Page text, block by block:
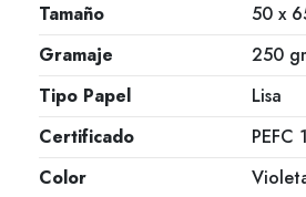
Tamaño
50 x
Gramaje
250
Tipo Papel
Lisa
Certificado
PEFC
Color